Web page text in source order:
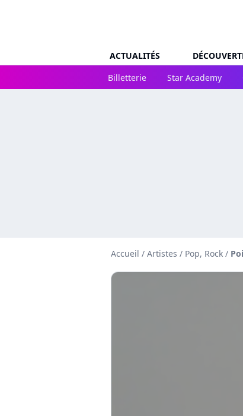
ACTUALITÉS
Billetterie
Star Academy
Accueil / Artistes / Pop, Rock /